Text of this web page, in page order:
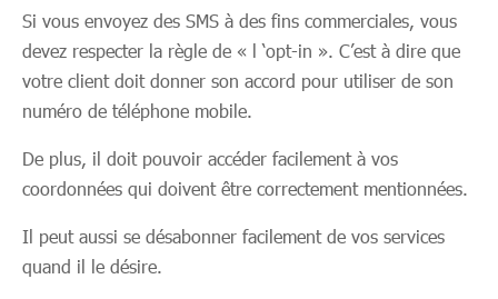
Si vous envoyez des SMS à des fins commerciales, vous
devez respecter la règle de « l ‘opt-in ». C’est à dire que
votre client doit donner son accord pour utiliser de son
numéro de téléphone mobile.
De plus, il doit pouvoir accéder facilement à vos
coordonnées qui doivent être correctement mentionnées.
Il peut aussi se désabonner facilement de vos services
quand il le désire.